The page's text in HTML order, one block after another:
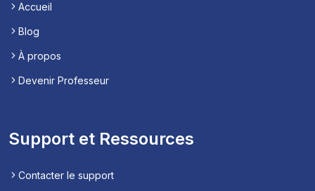
Accueil
Blog
À propos
Devenir Professeur
Support et Ressources
Contacter le support